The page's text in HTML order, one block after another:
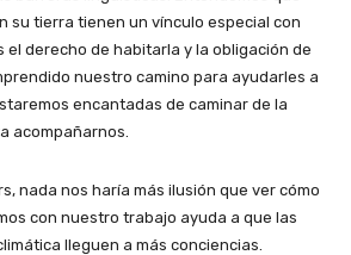
su tierra tienen un vínculo especial con
el derecho de habitarla y la obligación de
nuestro camino para ayudarles a
encantadas de caminar de la
acompañarnos.
nada nos haría más ilusión que ver cómo
con nuestro trabajo ayuda a que las
lleguen a más conciencias.